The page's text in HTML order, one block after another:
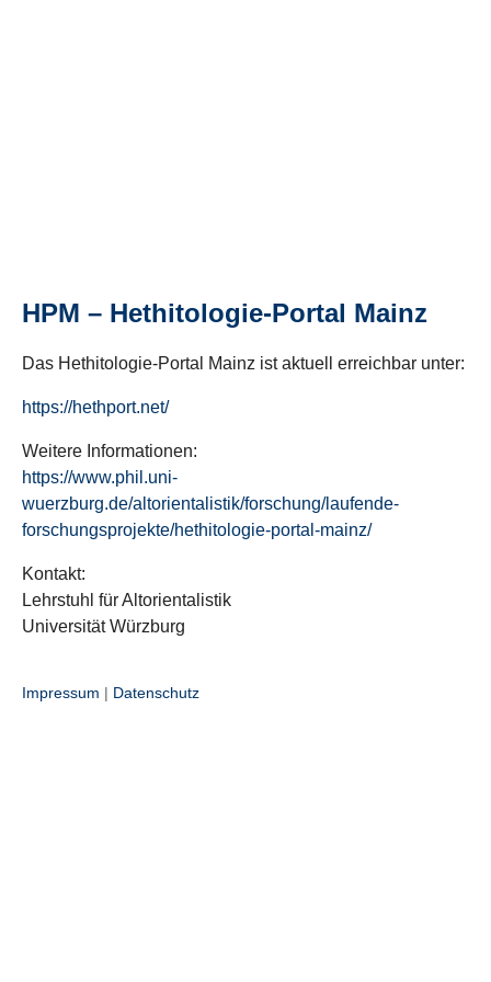
HPM – Hethitologie-Portal Mainz
Das Hethitologie-Portal Mainz ist aktuell erreichbar unter:
https://hethport.net/
Weitere Informationen:
https://www.phil.uni-
wuerzburg.de/altorientalistik/forschung/laufende-
forschungsprojekte/hethitologie-portal-mainz/
Kontakt:
Lehrstuhl für Altorientalistik
Universität Würzburg
Impressum | Datenschutz